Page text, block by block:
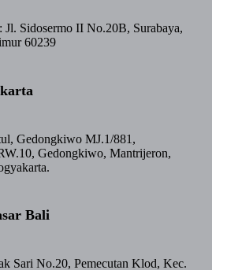
Jl. Sidosermo II No.20B, Surabaya,
60239
Gedongkiwo MJ.1/881,
Gedongkiwo, Mantrijeron,
Bali
Sari No.20, Pemecutan Klod, Kec.